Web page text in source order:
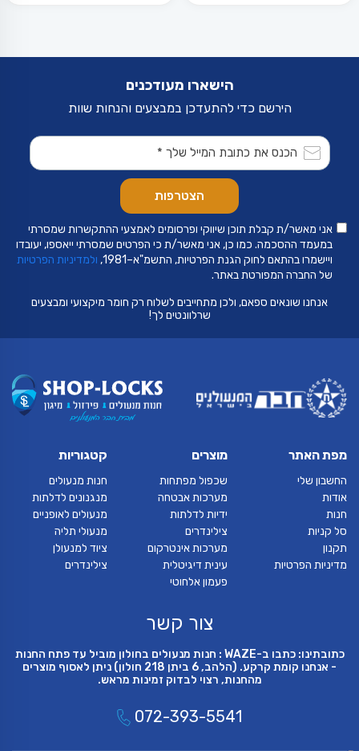
הישארו מעודכנים
הירשם כדי להתעדכן במבצעים והנחות שוות
אני מאשר/ת קבלת תוכן שיווקי ופרסומים לאמצעי ההתקשרות שמסרתי
במעמד ההסכמה. כמו כן, אני מאשר/ת כי הפרטים שמסרתי ייאספו, יעובדו
ויישמרו בהתאם לחוק הגנת הפרטיות, התשמ"א–1981,
ולמדיניות הפרטיות
של החברה המפורטת באתר.
אנחנו שונאים ספאם, ולכן מתחייבים לשלוח רק חומר מיקצועי ומבצעים
שרלוונטים לך!
מפת האתר
החשבון שלי
אודות
חנות
סל קניות
תקנון
מדיניות הפרטיות
מוצרים
שכפול מפתחות
מערכות אבטחה
ידיות לדלתות
צילינדרים
מערכות אינטרקום
עינית דיגיטלית
פעמון אלחוטי
קטגוריות
חנות מנעולים
מנגנונים לדלתות
מנעולים לאופניים
מנעולי תליה
ציוד למנעולן
צילינדרים
צור קשר
כתובתינו: כתבו ב-WAZE : חנות מנעולים בחולון מוביל עד פתח החנות
- אנחנו קומת קרקע. (הלהב, 6 ביתן 218 חולון) ניתן לאסוף מוצרים
מהחנות, רצוי לבדוק זמינות מראש.
072-393-5541